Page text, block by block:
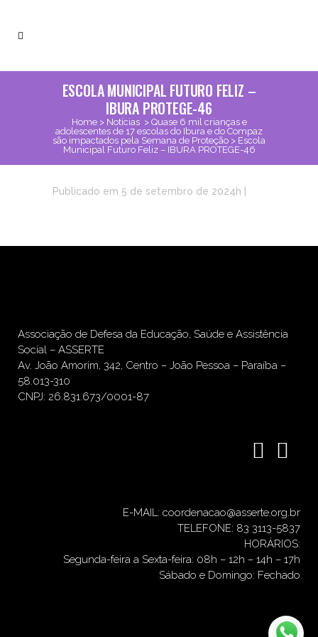
ESCOLA MUNICIPAL FUTURO FELIZ –
IBURA PROTEGE-46
Home> Notícias > Quase 6 mil crianças e
adolescentes de 17 escolas do Ibura e do Compaz
são impactados pela Semana de Proteção > Escola
Municipal Futuro Feliz – IBURA PROTEGE-46
Publicado em 5 de setembro de 2024h
Associação de Defesa da Educação, Saúde e Assistência
Social – ASSERTE
Av. João Amorim, 342, Centro – João Pessoa – Paraíba –
58.013-310
CNPJ: 26.831.673/0001-87
E-MAIL: coordenacao@asserte.org.br
TELEFONE: 83 3113-5837
HORÁRIOS:
Segunda-feira a Sexta-feira: 08h – 12h – 14h – 17h
Sábado e Domingo: Fechado